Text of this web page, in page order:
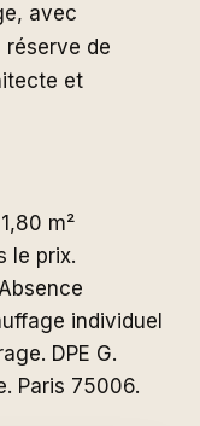
avec
réserve de
et
m²
le prix.
individuel
DPE G.
Paris 75006.